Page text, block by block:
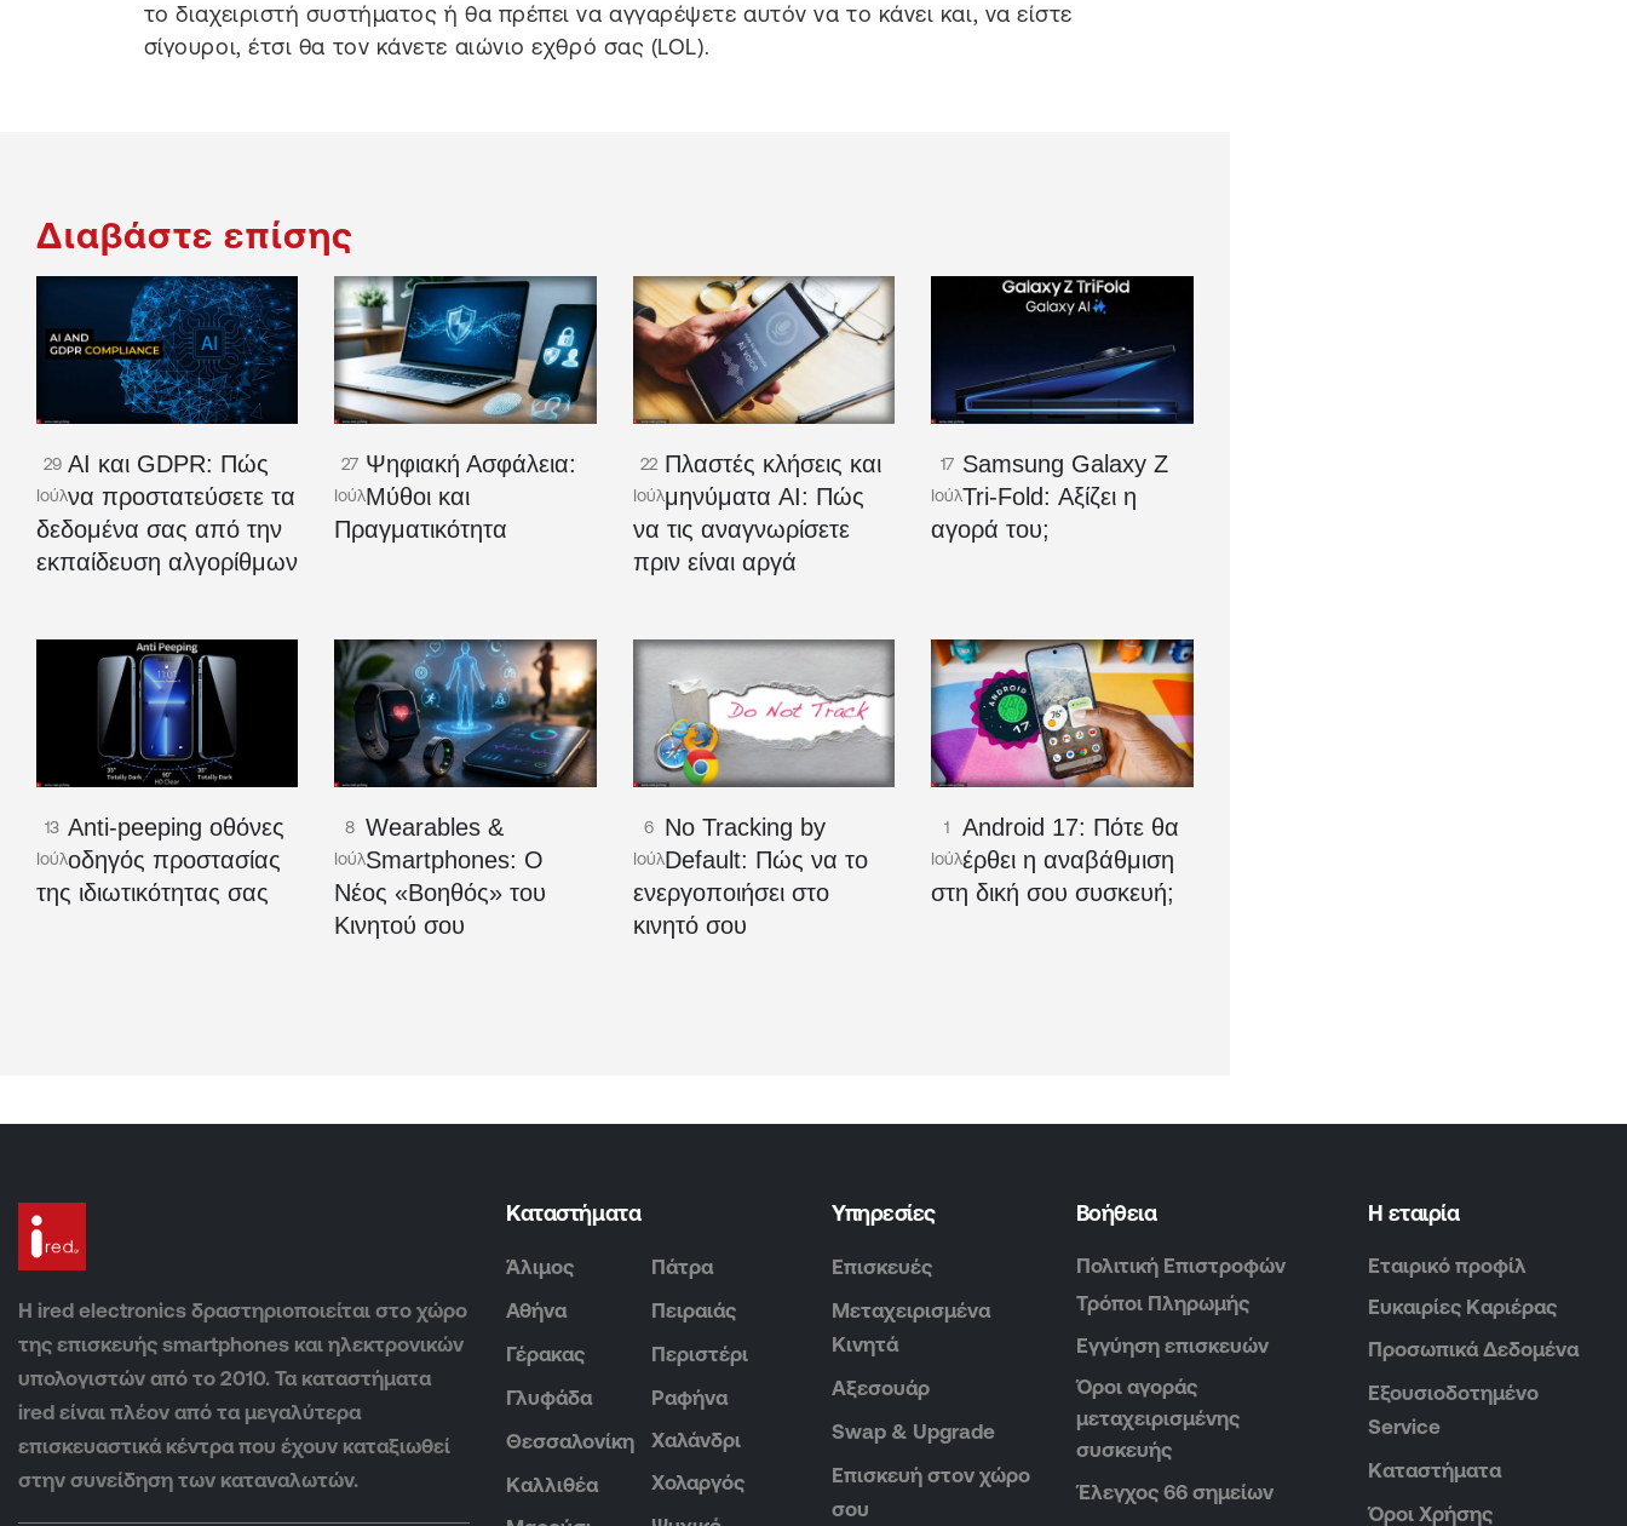
το διαχειριστή συστήματος ή θα πρέπει να αγγαρέψετε αυτόν να το κάνει και, να είστε
σίγουροι, έτσι θα τον κάνετε αιώνιο εχθρό σας (LOL).
Διαβάστε επίσης
29
Ιούλ
AI και GDPR: Πώς
να προστατεύσετε τα
δεδομένα σας από την
εκπαίδευση αλγορίθμων
27
Ιούλ
Ψηφιακή Ασφάλεια:
Μύθοι και
Πραγματικότητα
22
Ιούλ
Πλαστές κλήσεις και
μηνύματα AI: Πώς
να τις αναγνωρίσετε
πριν είναι αργά
17
Ιούλ
Samsung Galaxy Z
Tri-Fold: Αξίζει η
αγορά του;
13
Ιούλ
Anti-peeping οθόνες
οδηγός προστασίας
της ιδιωτικότητας σας
8
Ιούλ
Wearables &
Smartphones: Ο
Νέος «Βοηθός» του
Κινητού σου
6
Ιούλ
No Tracking by
Default: Πώς να το
ενεργοποιήσει στο
κινητό σου
1
Ιούλ
Android 17: Πότε θα
έρθει η αναβάθμιση
στη δική σου συσκευή;
Η ired electronics δραστηριοποιείται στο χώρο
της επισκευής smartphones και ηλεκτρονικών
υπολογιστών από το 2010. Τα καταστήματα
ired είναι πλέον από τα μεγαλύτερα
επισκευαστικά κέντρα που έχουν καταξιωθεί
στην συνείδηση των καταναλωτών.
Καταστήματα
Άλιμος
Αθήνα
Γέρακας
Γλυφάδα
Θεσσαλονίκη
Καλλιθέα
Πάτρα
Πειραιάς
Περιστέρι
Ραφήνα
Χαλάνδρι
Χολαργός
Υπηρεσίες
Επισκευές
Μεταχειρισμένα
Κινητά
Αξεσουάρ
Swap & Upgrade
Επισκευή στον χώρο
σου
Βοήθεια
Πολιτική Επιστροφών
Τρόποι Πληρωμής
Εγγύηση επισκευών
Όροι αγοράς
μεταχειρισμένης
συσκευής
Έλεγχος 66 σημείων
Η εταιρία
Εταιρικό προφίλ
Ευκαιρίες Καριέρας
Προσωπικά Δεδομένα
Εξουσιοδοτημένο
Service
Καταστήματα
Όροι Χρήσης